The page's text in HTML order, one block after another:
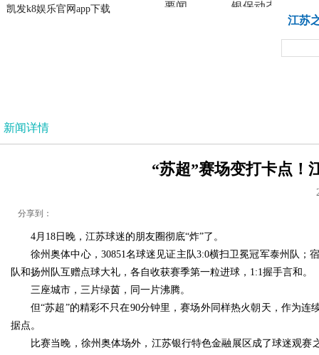
凯发k8娱乐官网app下载
凯发k8娱乐官网app下载
要闻 银保动态
江苏
新闻详情
“苏超”赛场变打卡点！
分享到：
4月18日晚，江苏球迷的朋友圈彻底“炸”了。
徐州奥体中心，30851名球迷见证主队3:0横扫卫冕冠军泰州队；
队和扬州队互赠点球大礼，各自收获赛季第一粒进球，1:1握手言和。
三座城市，三片绿茵，同一片沸腾。
但“苏超”的精彩不只在90分钟里，赛场外同样热火朝天，作为
据点。
比赛当晚，徐州奥体场外，江苏银行特色金融展区成了球迷观